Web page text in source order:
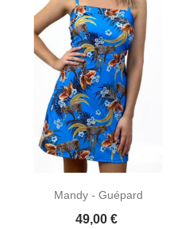
Mandy - Guépard
Prix
49,00 €